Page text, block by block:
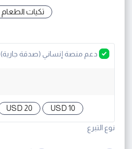
تكيات الطعام
دعم منصة إنساني (صدقة جارية)
10 USD
20 USD
نوع التبرع